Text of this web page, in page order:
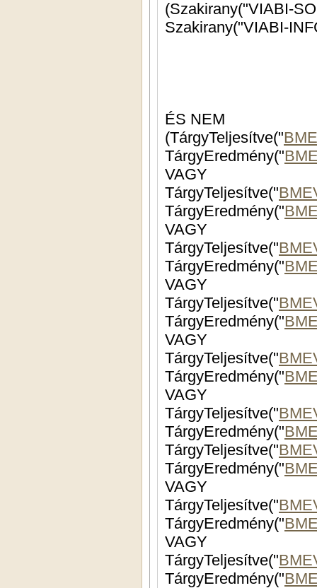
ÉS NEM
(TárgyTeljesítve("
TárgyEredmény("
VAGY
TárgyTeljesítve("
TárgyEredmény("
VAGY
TárgyTeljesítve("
TárgyEredmény("
VAGY
TárgyTeljesítve("
TárgyEredmény("
VAGY
TárgyTeljesítve("
TárgyEredmény("
VAGY
TárgyTeljesítve("
TárgyEredmény("
TárgyTeljesítve("
TárgyEredmény("
VAGY
TárgyTeljesítve("
TárgyEredmény("
VAGY
TárgyTeljesítve("
TárgyEredmény("